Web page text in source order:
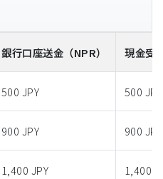
銀行口座送金 （NPR） 現金受
500 JPY 500 JPY
900 JPY 900 JPY
1,400 JPY 1,400